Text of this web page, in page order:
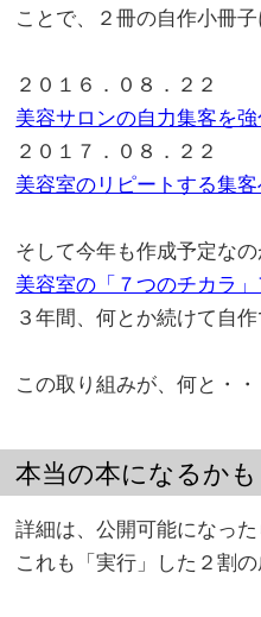
ことで、２冊の自作小冊子
２０１６．０８．２２
美容サロンの自力集客を
２０１７．０８．２２
美容室のリピートする集
そして今年も作成予定な
美容室の「７つのチカラ
３年間、何とか続けて自作
この取り組みが、何と・・
本当の本になるかも
詳細は、公開可能になった
これも「実行」した２割の